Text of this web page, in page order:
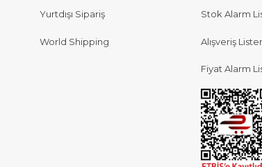
Yurtdışı Sipariş
World Shipping
Stok Alarm
Alışveriş
Fiyat Alarm